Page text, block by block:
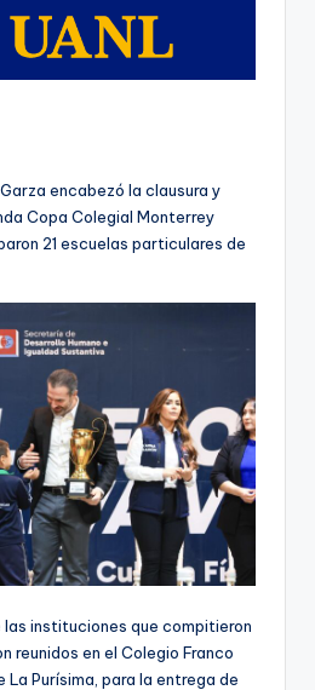
encabezó la clausura y
Copa Colegial Monterrey
21 escuelas particulares de
instituciones que compitieron
reunidos en el Colegio Franco
La Purísima, para la entrega de